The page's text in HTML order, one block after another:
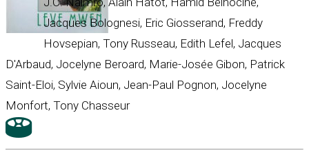
Jacques Bolognesi, Eric Giosserand, Freddy
Hovsepian, Tony Russeau, Edith Lefel, Jacques
D'Arbaud, Jocelyne Beroard, Marie-Josée Gibon, Patrick
Saint-Eloi, Sylvie Aioun, Jean-Paul Pognon, Jocelyne
Monfort, Tony Chasseur